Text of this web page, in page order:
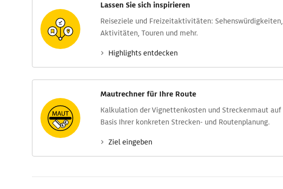
Lassen Sie sich inspirieren
Reise­ziele und Freizeit­aktivitäten: Sehens­würdig­keiten,
Aktivitäten, Touren und mehr.
Highlights entdecken
Mautrechner für Ihre Route
Kalkulation der Vignettenkosten und Streckenmaut auf
Basis Ihrer konkreten Strecken- und Routenplanung.
Ziel eingeben